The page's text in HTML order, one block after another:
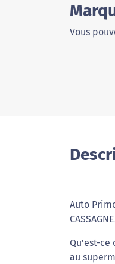
Vous
Auto
Qu'est-ce
au